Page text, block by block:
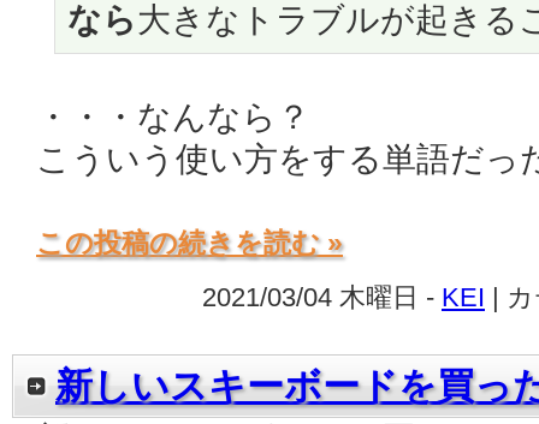
なら大きなトラブルが起きる
・・・なんなら？
こういう使い方をする単語だっ
この投稿の続きを読む »
2021/03/04 木曜日 - KEI |
新しいスキーボードを買っ